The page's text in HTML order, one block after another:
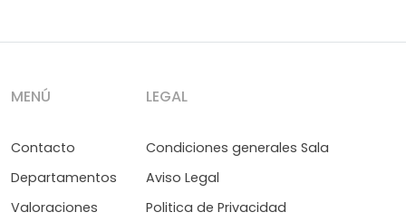
MENÚ
Contacto
Departamentos
Valoraciones
LEGAL
Condiciones generales Sala
Aviso Legal
Politica de Privacidad